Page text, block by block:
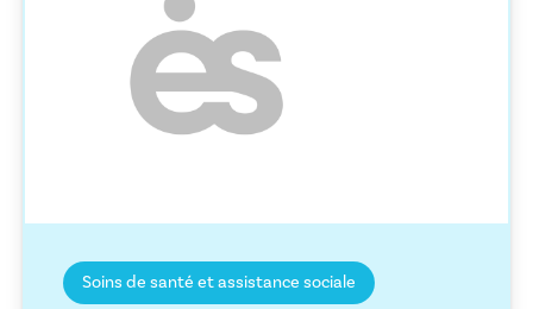
Soins de santé et assistance sociale